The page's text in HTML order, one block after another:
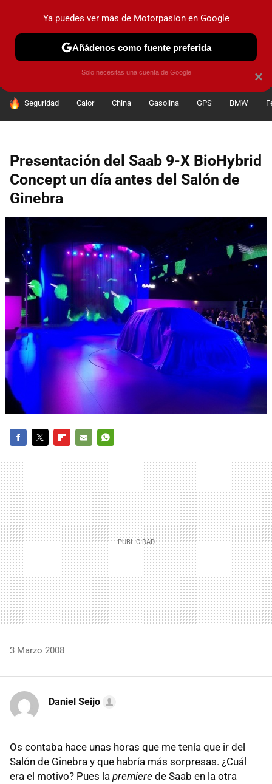
PRUEBAS COCHES ELÉCTRICOS OBSERVATORIO
HOY SE HABLA DE
Seguridad Calor China Gasolina GPS BMW
Presentación del Saab 9-X BioHybrid
Concept un día antes del Salón de
Ginebra
MAIL
3 Marzo 2008
Daniel Seijo
Os contaba hace unas horas que me tenía que ir del
Salón de Ginebra y que habría más sorpresas. ¿Cuál
era el motivo? Pues la premiere de Saab en la otra
×
Ya puedes ver más de Motorpasion en Google
Añádenos como fuente preferida
Solo necesitas una cuenta de Google